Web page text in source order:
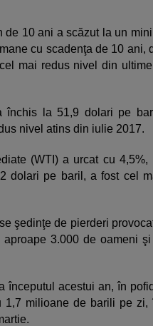
de 10 ani a scăzut la un
cu scadenţa de 10 ani,
mai redus nivel din
închis la 51,9 dolari pe
nivel atins din iulie 2017.
(WTI) a urcat cu 4,5%,
dolari pe baril, a fost cel
şedinţe de pierderi
3.000 de oameni şi
începutul acestui an, în
1,7 milioane de barili pe zi,